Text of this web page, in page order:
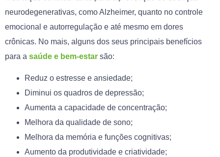
neurodegenerativas, como Alzheimer, quanto no controle
emocional e autorregulação e até mesmo em dores
crônicas. No mais, alguns dos seus principais benefícios
para a saúde e bem-estar são:
Reduz o estresse e ansiedade;
Diminui os quadros de depressão;
Aumenta a capacidade de concentração;
Melhora da qualidade de sono;
Melhora da memória e funções cognitivas;
Aumento da produtividade e criatividade;